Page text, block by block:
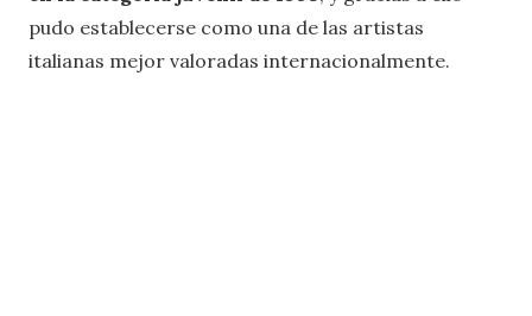
pudo establecerse como una de las artistas
italianas mejor valoradas internacionalmente.